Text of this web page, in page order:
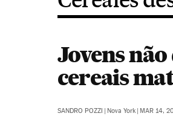
Jovens
cereais
SANDRO POZZI | Nova York | MAR 14,